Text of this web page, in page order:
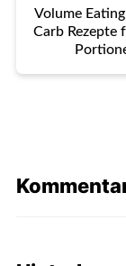
Volume
Carb Rezepte